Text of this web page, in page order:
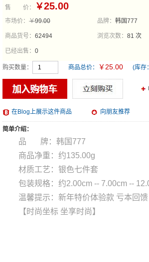
售 价： ￥25.00
市场价： ￥99.00 品牌： 韩国777
商品货号： 62494 浏览次数： 81 次
已经出售： 0
购买数量： 商品总价： ￥ 25.00 (库存
在Blog上展示这件商品 向朋友推荐
简单介绍：
品 牌：韩国777
商品净重：约135.00g
材质工艺：银色七件套
包装规格：约2.00cm -- 7.00cm --
温馨提示：新年特价体验款 亏本回馈
【时尚坐标 坐享时尚】